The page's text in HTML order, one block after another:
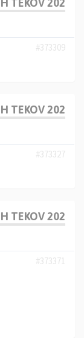
TEKOV 2025,
#373309
TEKOV 2025,
#373327
TEKOV 2025,
#373371